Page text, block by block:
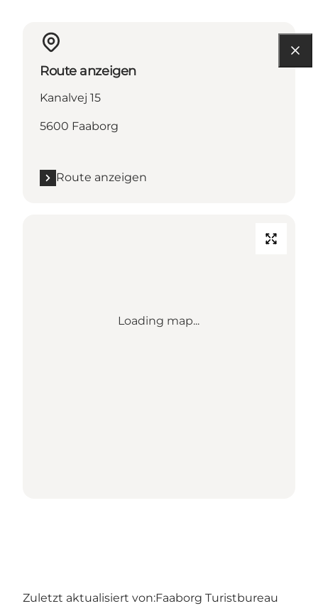
Route anzeigen
Kanalvej 15
5600 Faaborg
Route anzeigen
Loading map...
Zuletzt aktualisiert von:Faaborg Turistbureau